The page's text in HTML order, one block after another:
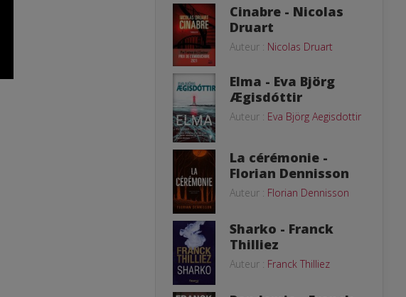
Cinabre - Nicolas
Druart
Auteur : Nicolas Druart
Elma - Eva Björg
Ægisdóttir
Auteur : Eva Björg Aegisdottir
La cérémonie -
Florian Dennisson
Auteur : Florian Dennisson
Sharko - Franck
Thilliez
Auteur : Franck Thilliez